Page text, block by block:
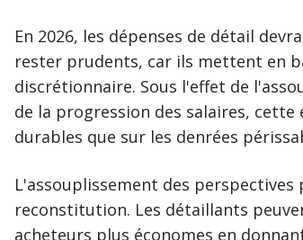
En 2026, les dépenses de détail
rester prudents, car ils mettent en
discrétionnaire. Sous l'effet de
de la progression des salaires,
durables que sur les denrées
L'assouplissement des
reconstitution. Les détaillants
acheteurs plus économes en